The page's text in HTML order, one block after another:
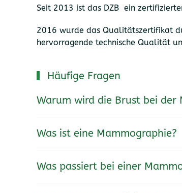
Seit 2013 ist das DZB ein
2016 wurde das Qualitätszertifikat
hervorragende technische Qualität
Häufige Fragen
Warum wird die Brust bei der
Was ist eine Mammographie?
Was passiert bei einer